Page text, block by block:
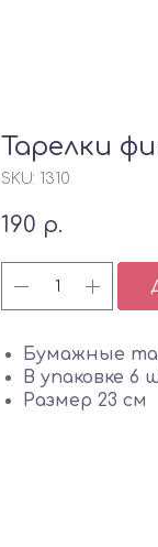
Тарелки
SKU: 1310
190 р.
Бумажные
В упаковке 6
Размер 23 см